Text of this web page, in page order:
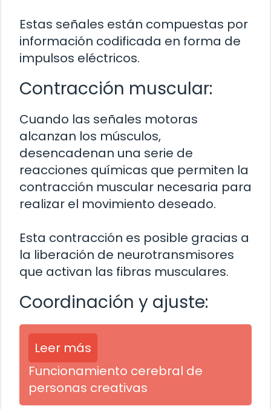
Estas señales están compuestas por
información codificada en forma de
impulsos eléctricos.
Contracción muscular:
Cuando las señales motoras
alcanzan los músculos,
desencadenan una serie de
reacciones químicas que permiten la
contracción muscular necesaria para
realizar el movimiento deseado.
Esta contracción es posible gracias a
la liberación de neurotransmisores
que activan las fibras musculares.
Coordinación y ajuste:
Leer más
Funcionamiento cerebral de
personas creativas